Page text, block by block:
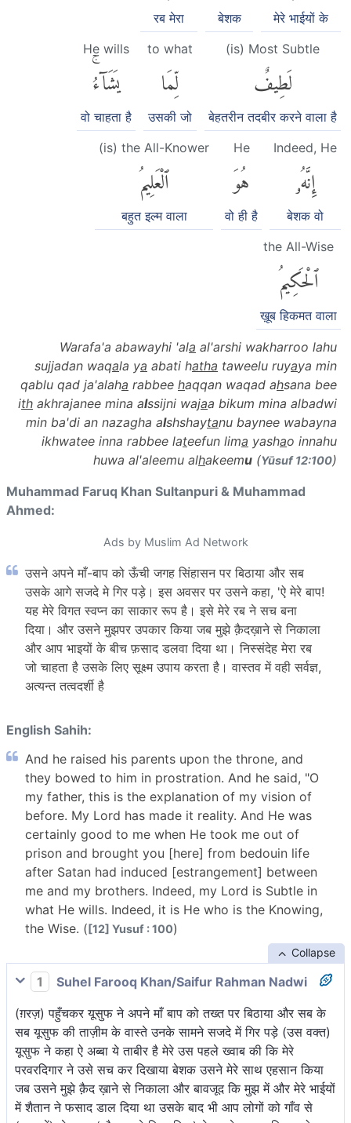
मेरे भाईयों के
बेशक
रब मेरा
(is) Most Subtle
لَطِيفٌ
बेहतरीन तदबीर करने वाला है
to what
لِّمَا
उसकी जो
He wills
يَشَآءُۚ
वो चाहता है
Indeed, He
إِنَّهُۥ
बेशक वो
He
هُوَ
वो ही है
(is) the All-Knower
ٱلْعَلِيمُ
बहुत इल्म वाला
the All-Wise
ٱلْحَكِيمُ
ख़ूब हिकमत वाला
Warafa'a abawayhi 'ala al'arshi wakharroo lahu
sujjadan waqala ya abati hatha taweelu ruyaya min
qablu qad ja'alaha rabbee haqqan waqad ahsana bee
ith akhrajanee mina alssijni wajaa bikum mina albadwi
min ba'di an nazagha alshshaytanu baynee wabayna
ikhwatee inna rabbee lateefun lima yashao innahu
huwa al'aleemu alhakeemu (Yūsuf 12:100)
Muhammad Faruq Khan Sultanpuri & Muhammad
Ahmed:
Ads by Muslim Ad Network
उसने अपने माँ-बाप को ऊँची जगह सिंहासन पर बिठाया और सब
उसके आगे सजदे मे गिर पड़े। इस अवसर पर उसने कहा, 'ऐ मेरे बाप!
यह मेरे विगत स्वप्न का साकार रूप है। इसे मेरे रब ने सच बना
दिया। और उसने मुझपर उपकार किया जब मुझे क़ैदख़ाने से निकाला
और आप भाइयों के बीच फ़साद डलवा दिया था। निस्संदेह मेरा रब
जो चाहता है उसके लिए सूक्ष्म उपाय करता है। वास्तव में वही सर्वज्ञ,
अत्यन्त तत्वदर्शी है
English Sahih:
And he raised his parents upon the throne, and
they bowed to him in prostration. And he said, "O
my father, this is the explanation of my vision of
before. My Lord has made it reality. And He was
certainly good to me when He took me out of
prison and brought you [here] from bedouin life
after Satan had induced [estrangement] between
me and my brothers. Indeed, my Lord is Subtle in
what He wills. Indeed, it is He who is the Knowing,
the Wise. ([12] Yusuf : 100)
Collapse
1
Suhel Farooq Khan/Saifur Rahman Nadwi
(ग़रज़) पहुँचकर यूसुफ ने अपने माँ बाप को तख्त पर बिठाया और सब के
सब यूसुफ की ताज़ीम के वास्ते उनके सामने सजदे में गिर पड़े (उस वक्त)
यूसुफ ने कहा ऐ अब्बा ये ताबीर है मेरे उस पहले ख्वाब की कि मेरे
परवरदिगार ने उसे सच कर दिखाया बेशक उसने मेरे साथ एहसान किया
जब उसने मुझे क़ैद ख़ाने से निकाला और बावजूद कि मुझ में और मेरे भाईयों
में शैतान ने फसाद डाल दिया था उसके बाद भी आप लोगों को गाँव से